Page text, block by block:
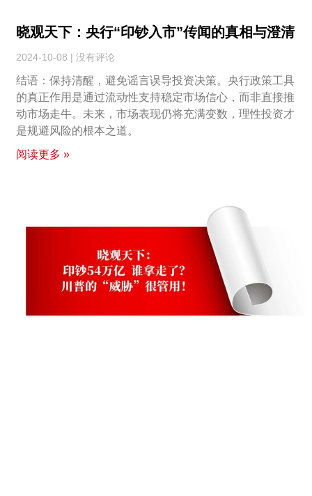
晓观天下：央行“印钞入市”传闻的真相与澄清
2024-10-08 没有评论
结语：保持清醒，避免谣言误导投资决策。央行政策工具
的真正作用是通过流动性支持稳定市场信心，而非直接推
动市场走牛。未来，市场表现仍将充满变数，理性投资才
是规避风险的根本之道。
阅读更多 »